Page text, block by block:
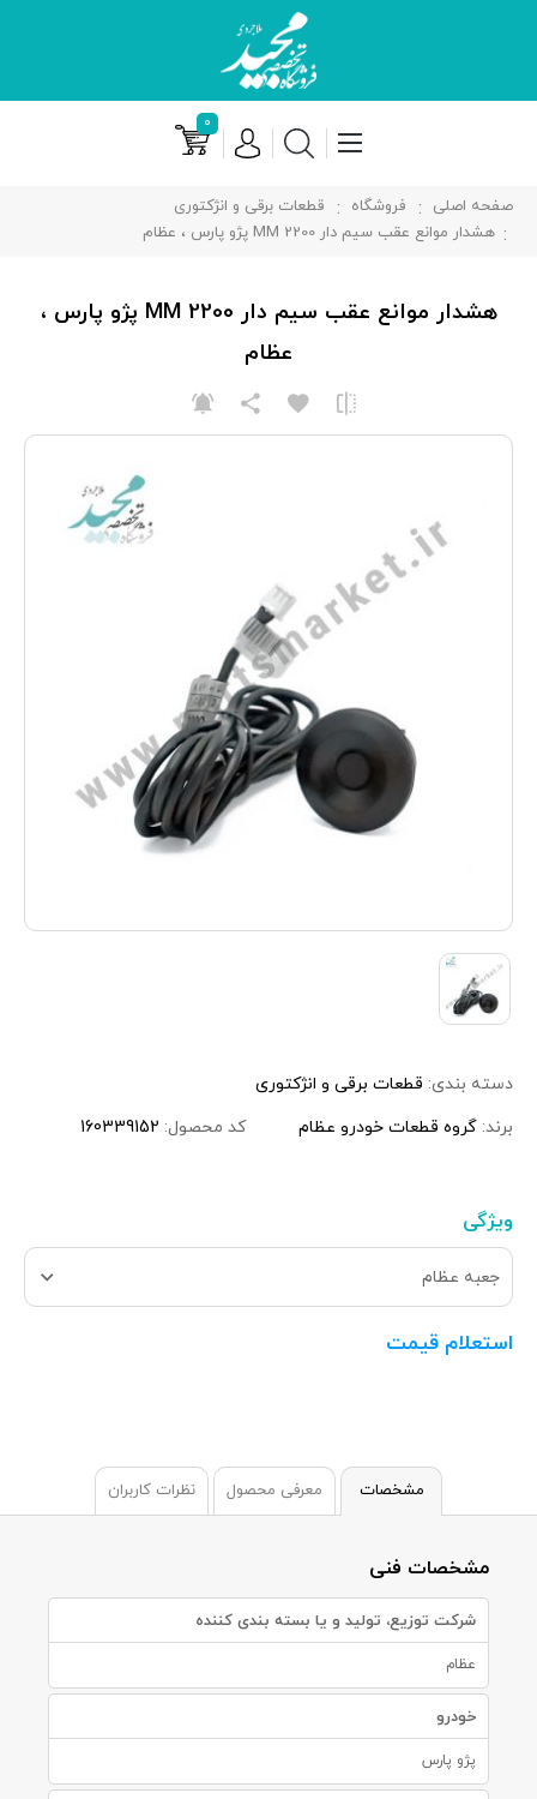
۰
صفحه اصلی فروشگاه
قطعات برقی و انژکتوری
هشدار موانع عقب سیم دار 2200 MM پژو پارس ، عظام
دسته بندی: قطعات برقی و انژکتوری
برند: گروه قطعات خودرو عظام کد محصول: 160339152
ویژگی
جعبه عظام
استعلام قیمت
هشدار موانع عقب سیم دار 2200 MM پژو پارس ،
عظام
مشخصات معرفی محصول نظرات کاربران
مشخصات فنی
شرکت توزیع، تولید و یا بسته بندی کننده
عظام
خودرو
پژو پارس